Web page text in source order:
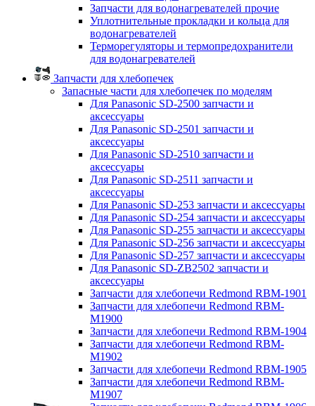
Запчасти для водонагревателей прочие
Уплотнительные прокладки и кольца для
водонагревателей
Терморегуляторы и термопредохранители
для водонагревателей
Запчасти для хлебопечек
Запасные части для хлебопечек по моделям
Для Panasonic SD-2500 запчасти и
аксессуары
Для Panasonic SD-2501 запчасти и
аксессуары
Для Panasonic SD-2510 запчасти и
аксессуары
Для Panasonic SD-2511 запчасти и
аксессуары
Для Panasonic SD-253 запчасти и аксессуары
Для Panasonic SD-254 запчасти и аксессуары
Для Panasonic SD-255 запчасти и аксессуары
Для Panasonic SD-256 запчасти и аксессуары
Для Panasonic SD-257 запчасти и аксессуары
Для Panasonic SD-ZB2502 запчасти и
аксессуары
Запчасти для хлебопечи Redmond RBM-1901
Запчасти для хлебопечи Redmond RBM-
M1900
Запчасти для хлебопечи Redmond RBM-1904
Запчасти для хлебопечи Redmond RBM-
M1902
Запчасти для хлебопечи Redmond RBM-1905
Запчасти для хлебопечи Redmond RBM-
M1907